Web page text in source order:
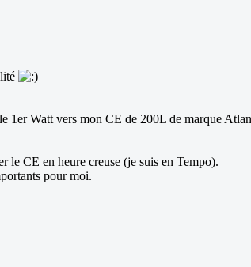
Watt vers mon CE de 200L de marque
le CE en heure creuse (je suis en Tempo).
pour moi.